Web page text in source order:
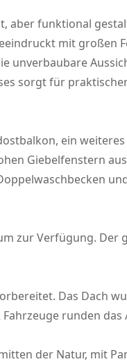
aber funktional
mit großen
unverbaubare
sorgt für
ein
Giebelfenstern
zur Verfügung. Der
Das Dach
runden das
der Natur, mit